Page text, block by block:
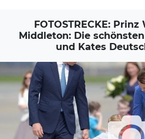
FOTOSTRECKE:
Middleton: Die
und Kates